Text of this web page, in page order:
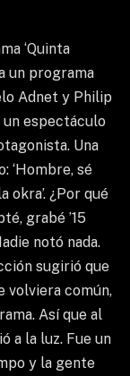
‘Quinta
un programa
Adnet y Philip
un espectáculo
Una
‘Hombre, sé
okra’. ¿Por qué
grabé ’15
notó nada.
sugirió que
volviera común,
Así que al
a la luz. Fue un
y la gente